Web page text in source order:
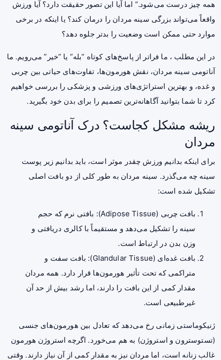
همه چیز درست می‌شود.” اما آیا این تصور حقیقت دارد؟ آیا ورزش
واقعاً می‌تواند بزرگی سینه مردان را درمان کند؟ یا اینکه در برخی
موارد حتی ممکن است وضعیت را بدتر جلوه دهد؟
در این مطلب ، ما فراتر از پاسخ‌های کوتاه “بله” یا “خیر” می‌رویم. ما
آناتومی سینه مردان، نقش هورمون‌ها، تفاوت‌های حیاتی بین چربی
و غده، و بهترین استراتژی‌های ورزشی و پزشکی را بررسی خواهیم
کرد تا شما بتوانید آگاهانه‌ترین تصمیم را برای بدن خود بگیرید.
ریشه مشکل کجاست؟ درک آناتومی سینه
مردان
برای اینکه بدانیم ورزش چقدر موثر است، باید بدانیم زیر پوست
سینه چه می‌گذرد. سینه مردان به طور کلی از دو بافت اصلی
تشکیل شده است:
بافت چربی (Adipose Tissue): بافتی نرم که حجم
سینه را تشکیل می‌دهد و مستقیماً با کالری دریافتی و
وزن بدن در ارتباط است.
بافت غده‌ای (Glandular Tissue): بافت سفت و
متراکمی که تحت تأثیر هورمون‌ها قرار دارد. همه مردان
مقدار کمی از این بافت را دارند، اما رشد بیش از حد آن
غیرطبیعی است.
ژنیکوماستی زمانی رخ می‌دهد که تعادل بین هورمون‌های جنسی
(تستوسترون و استروژن) به هم می‌خورد. اگرچه استروژن هورمون
غالب زنانه است، اما مردان نیز به مقدار کمی از آن نیاز دارند. وقتی